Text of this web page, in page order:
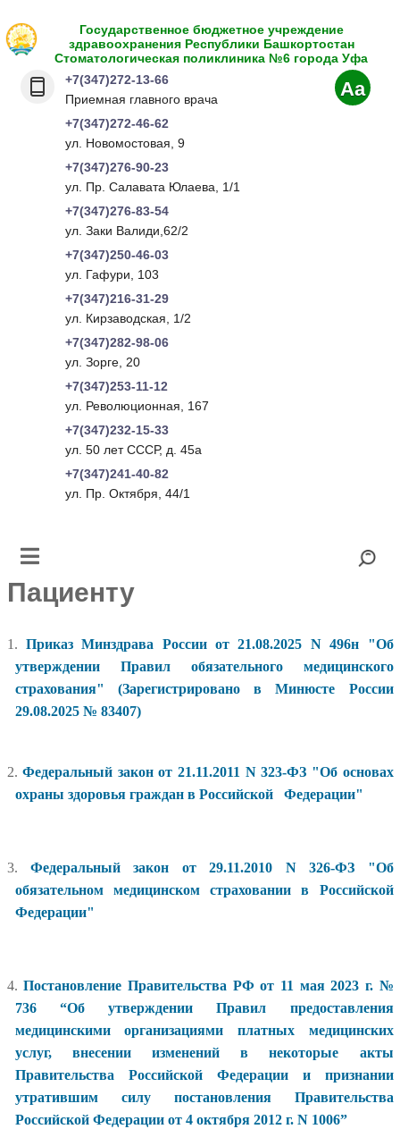
Государственное бюджетное учреждение
здравоохранения Республики Башкортостан
Стоматологическая поликлиника №6 города Уфа
+7(347)272-13-66
Приемная главного врача
+7(347)272-46-62
ул. Новомостовая, 9
+7(347)276-90-23
ул. Пр. Салавата Юлаева, 1/1
+7(347)276-83-54
ул. Заки Валиди,62/2
+7(347)250-46-03
ул. Гафури, 103
+7(347)216-31-29
ул. Кирзаводская, 1/2
+7(347)282-98-06
ул. Зорге, 20
+7(347)253-11-12
ул. Революционная, 167
+7(347)232-15-33
ул. 50 лет СССР, д. 45а
+7(347)241-40-82
ул. Пр. Октября, 44/1
Aa
Пациенту
1. Приказ Минздрава России от 21.08.2025 N 496н "Об
утверждении Правил обязательного медицинского
страхования" (Зарегистрировано в Минюсте России
29.08.2025 № 83407)
2.Федеральный закон от 21.11.2011 N 323-ФЗ "Об основах
охраны здоровья граждан в Российской Федерации"
3. Федеральный закон от 29.11.2010 N 326-ФЗ "Об
обязательном медицинском страховании в Российской
Федерации"
4.Постановление Правительства РФ от 11 мая 2023 г. №
736 “Об утверждении Правил предоставления
медицинскими организациями платных медицинских
услуг, внесении изменений в некоторые акты
Правительства Российской Федерации и признании
утратившим силу постановления Правительства
Российской Федерации от 4 октября 2012 г. N 1006”